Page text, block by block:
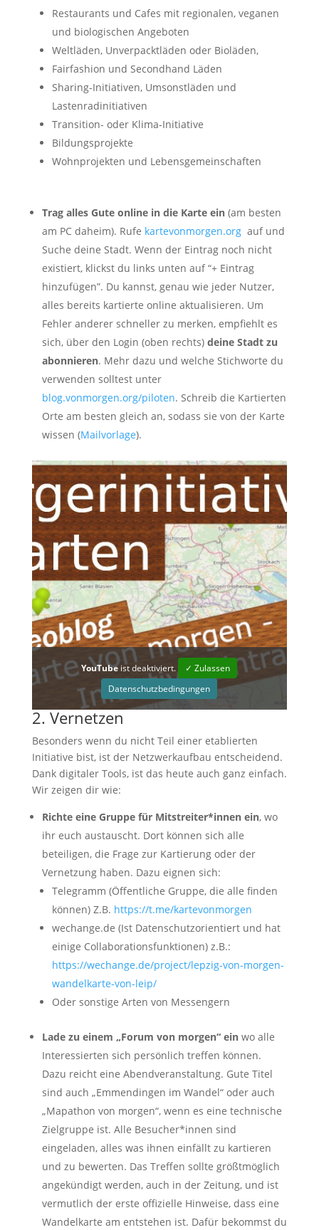
Restaurants und Cafes mit regionalen, veganen
und biologischen Angeboten
Weltläden, Unverpacktläden oder Bioläden,
Fairfashion und Secondhand Läden
Sharing-Initiativen, Umsonstläden und
Lastenradinitiativen
Transition- oder Klima-Initiative
Bildungsprojekte
Wohnprojekten und Lebensgemeinschaften
Trag alles Gute online in die Karte ein(am besten
am PC daheim). Rufe kartevonmorgen.orgauf und
Suche deine Stadt. Wenn der Eintrag noch nicht
existiert, klickst du links unten auf “+ Eintrag
hinzufügen”. Du kannst, genau wie jeder Nutzer,
alles bereits kartierte online aktualisieren. Um
Fehler anderer schneller zu merken, empfiehlt es
sich, über den Login (oben rechts) deine Stadt zu
abonnieren. Mehr dazu und welche Stichworte du
verwenden solltest unter
blog.vonmorgen.org/piloten. Schreib die Kartierten
Orte am besten gleich an, sodass sie von der Karte
wissen (Mailvorlage).
YouTubeist deaktiviert.
✓ Zulassen
Datenschutzbedingungen
2. Vernetzen
Besonders wenn du nicht Teil einer etablierten
Initiative bist, ist der Netzwerkaufbau entscheidend.
Dank digitaler Tools, ist das heute auch ganz einfach.
Wir zeigen dir wie:
Richte eine Gruppe für Mitstreiter*innen ein, wo
ihr euch austauscht. Dort können sich alle
beteiligen, die Frage zur Kartierung oder der
Vernetzung haben. Dazu eignen sich:
Telegramm (Öffentliche Gruppe, die alle finden
können) Z.B. https://t.me/kartevonmorgen
wechange.de (Ist Datenschutzorientiert und hat
einige Collaborationsfunktionen) z.B.:
https://wechange.de/project/lepzig-von-morgen-
wandelkarte-von-leip/
Oder sonstige Arten von Messengern
Lade zu einem „Forum von morgen“ einwo alle
Interessierten sich persönlich treffen können.
Dazu reicht eine Abendveranstaltung. Gute Titel
sind auch „Emmendingen im Wandel“ oder auch
„Mapathon von morgen“, wenn es eine technische
Zielgruppe ist. Alle Besucher*innen sind
eingeladen, alles was ihnen einfällt zu kartieren
und zu bewerten. Das Treffen sollte größtmöglich
angekündigt werden, auch in der Zeitung, und ist
vermutlich der erste offizielle Hinweise, dass eine
Wandelkarte am entstehen ist. Dafür bekommst du